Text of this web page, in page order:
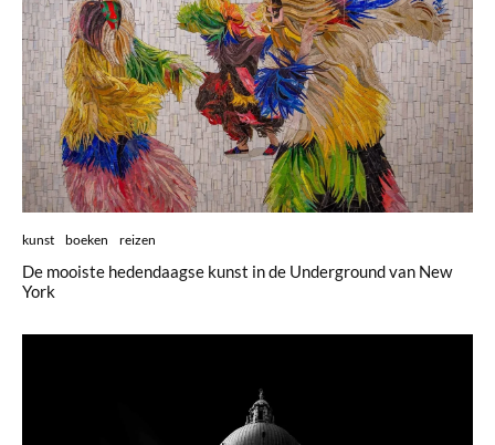
kunst boeken reizen
De mooiste hedendaagse kunst in de Underground van New
York